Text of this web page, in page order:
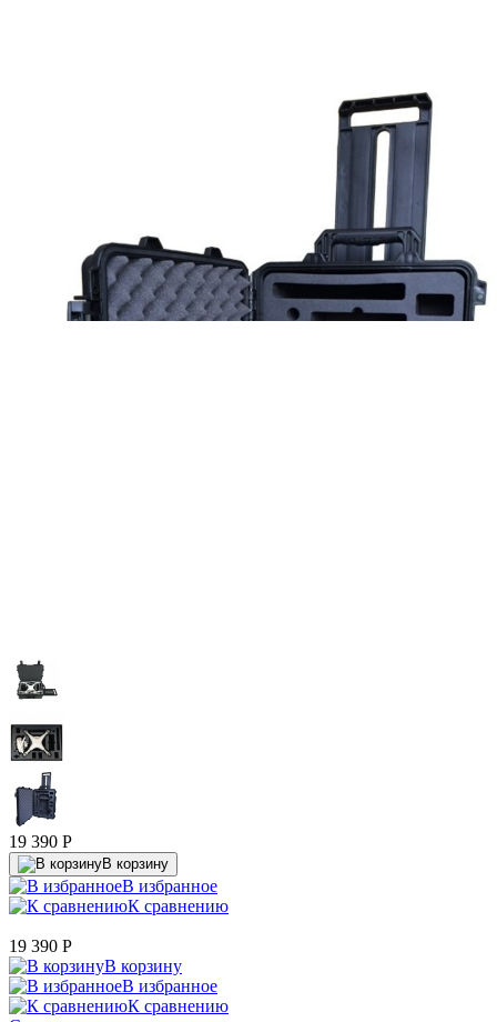
19 390 P
В корзину
В избранное
К сравнению
19 390 P
В корзину
В избранное
К сравнению